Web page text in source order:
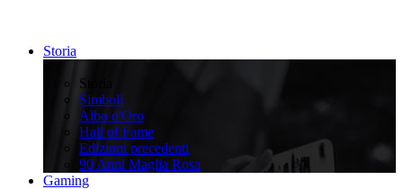
Storia
Storia
Simboli
Albo d'Oro
Hall of Fame
Edizioni precedenti
90 Anni Maglia Rosa
Gaming